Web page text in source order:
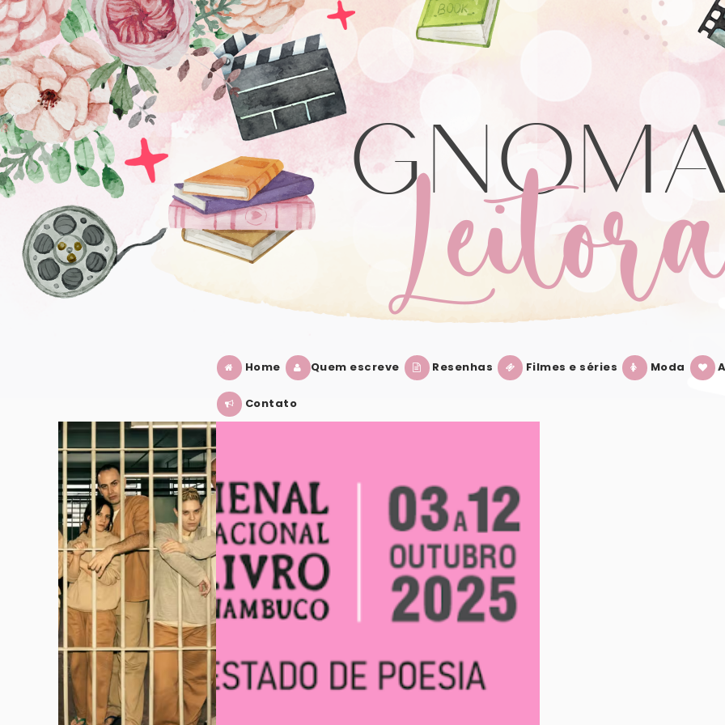
Home Quem escreve Resenhas Filmes e séries Moda
Contato
BIENAL INTERNACIONAL DO LIVRO DE PERNAMBUCO 2025: TUDO QUE VOCÊ
VER POST
LIVROS QUE PROMETEM GRANDES